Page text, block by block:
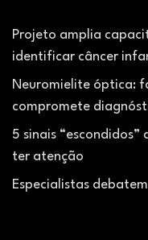
Projeto amplia
identificar câncer
Neuromielite óptica:
compromete
5 sinais
ter atenção
Especialistas